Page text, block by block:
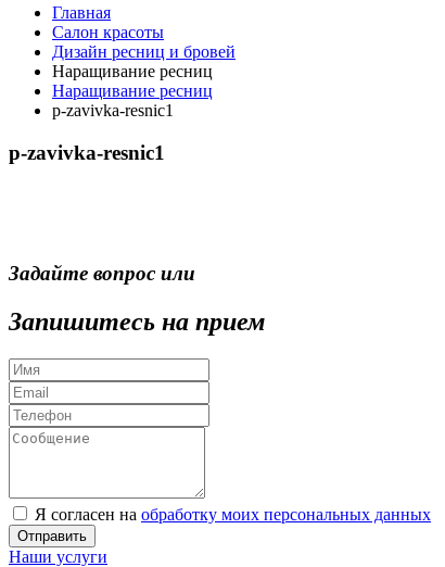
Главная
Салон красоты
Дизайн ресниц и бровей
Наращивание ресниц
Наращивание ресниц
p-zavivka-resnic1
p-zavivka-resnic1
Задайте вопрос или
Запишитесь на прием
Я согласен на обработку моих персональных данных
Отправить
Наши услуги